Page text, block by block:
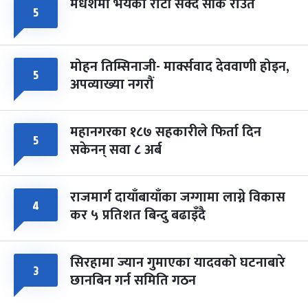
५
५ मोहन तिम्सिनाजी- मार्क्सवाद देववाणी होइन,
अपव्याख्या नगरौं
५ महानगरका १८७ सहकारीले फिर्ता दिन
सकेनन् सवा ८ अर्ब
४ राजमार्ग दायाँबायाँका जग्गामा लाग्ने विकास
कर ५ प्रतिशत बिन्दु बढाइँदै
३ सिरहामा ज्यान गुमाएका यादवको घटनाबारे
छानबिन गर्न समिति गठन